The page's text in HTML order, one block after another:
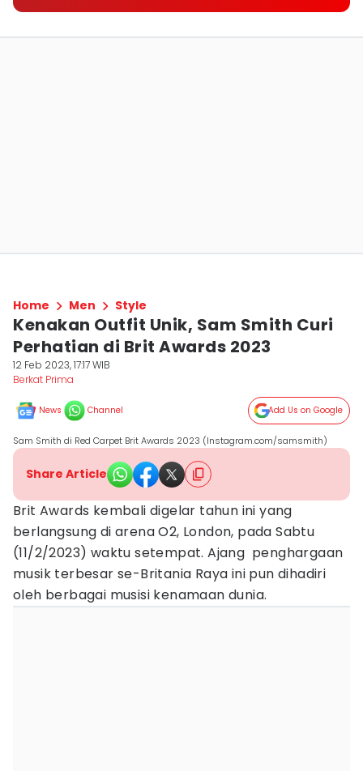
Home Men Style
Kenakan Outfit Unik, Sam Smith Curi
Perhatian di Brit Awards 2023
12 Feb 2023, 17:17 WIB
Berkat Prima
News Channel Add Us on Google
Sam Smith di Red Carpet Brit Awards 2023 (Instagram.com/samsmith)
Share Article
Brit Awards kembali digelar tahun ini yang
berlangsung di arena O2, London, pada Sabtu
(11/2/2023) waktu setempat. Ajang penghargaan
musik terbesar se-Britania Raya ini pun dihadiri
oleh berbagai musisi kenamaan dunia.